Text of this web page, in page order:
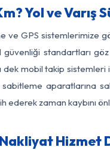
Yol ve Varış
ve GPS sistemlerimize
güvenliği standartları
dek mobil takip
aparatlarına
ederek zaman kaybını
Hizmet